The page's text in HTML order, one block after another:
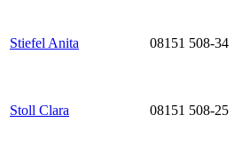
Stiefel Anita 08151 508-34
Stoll Clara 08151 508-25